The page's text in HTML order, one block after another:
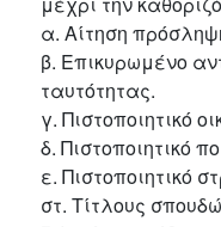
α. Αίτηση
β. Επικυρωμένο
ταυτότητας.
γ. Πιστοποιητικό
δ. Πιστοποιητικό
ε. Πιστοποιητικό
στ. Τίτλους